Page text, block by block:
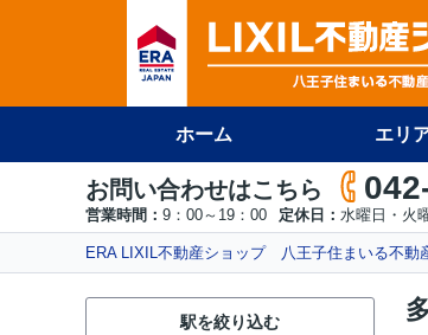
ホーム エリ
お問い合わせはこちら
営業時間： 9：00～19：00 定休日： 水曜日・火
ERA LIXIL不動産ショップ 八王子住まいる不動
駅を絞り込む